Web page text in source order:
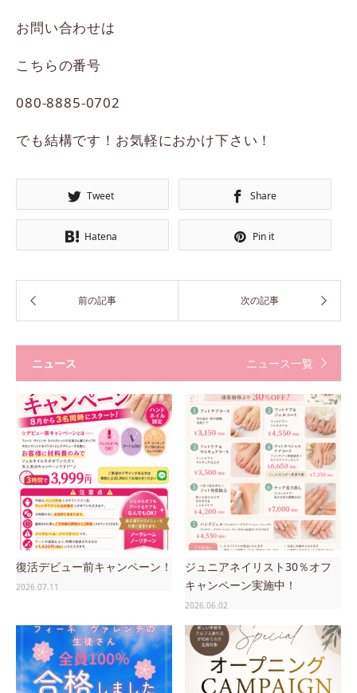
お問い合わせは
こちらの番号
080-8885-0702
でも結構です！お気軽におかけ下さい！
Tweet Share
Hatena Pin it
ニュース ニュース一覧
復活デビュー前キャンペーン！
2026.07.11
ジュニアネイリスト30％オフ
キャンペーン実施中！
2026.06.02